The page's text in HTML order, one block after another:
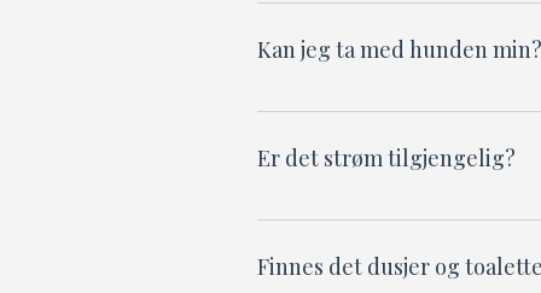
stekeovn, kjøleskap og
kan leies. Dusj og
Kan jeg ta med hunden min?
Ja, hunder er velkomne
hyttene.Vennligst gå
Er det strøm tilgjengelig?
Ja! Strømmaster er
spør i kiosken.
Finnes det dusjer og